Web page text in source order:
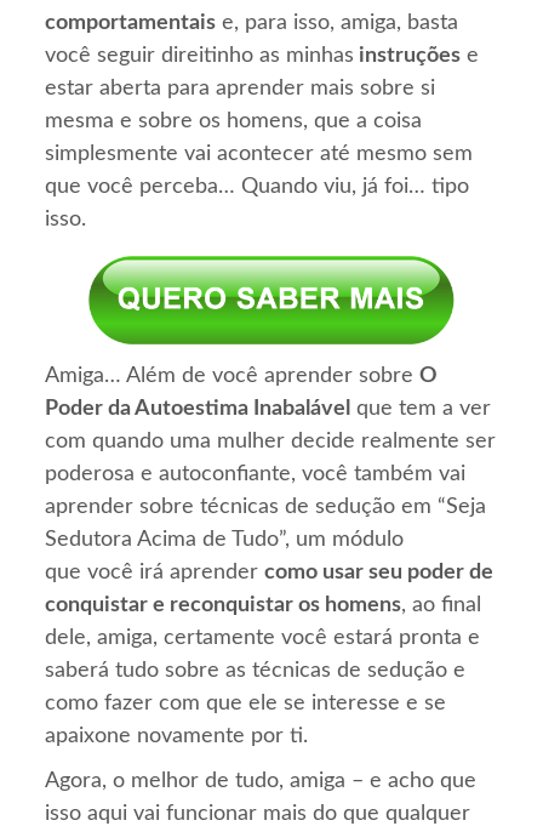
comportamentais e, para isso, amiga, basta
você seguir direitinho as minhas instruções e
estar aberta para aprender mais sobre si
mesma e sobre os homens, que a coisa
simplesmente vai acontecer até mesmo sem
que você perceba… Quando viu, já foi… tipo
isso.
Amiga… Além de você aprender sobreO
Poder da Autoestima Inabalável que tem a ver
com quando uma mulher decide realmente ser
poderosa e autoconfiante, você também vai
aprender sobre técnicas de sedução em “Seja
Sedutora Acima de Tudo”, um módulo
que você irá aprendercomo usar seu poder de
conquistar e reconquistar os homens, ao final
dele, amiga, certamente você estará pronta e
saberá tudo sobre as técnicas de sedução e
como fazer com que ele se interesse e se
apaixone novamente por ti.
Agora, o melhor de tudo, amiga – e acho que
isso aqui vai funcionar mais do que qualquer